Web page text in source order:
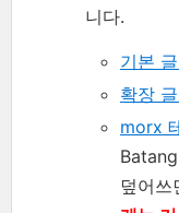
니다.
기본
확장
morx
덮어쓰